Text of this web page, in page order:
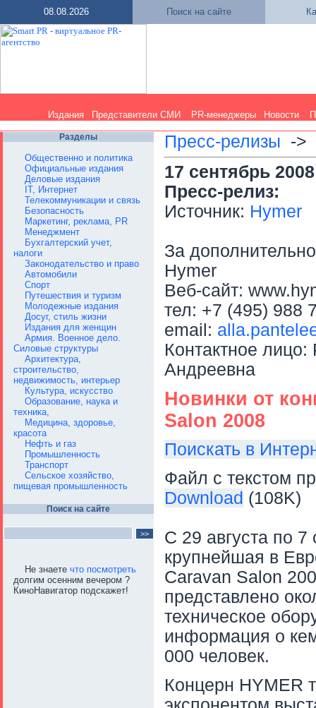
08.08.2026 Поиск на сайте
Издания Представители СМИ PR-менеджеры Новости
Разделы
Общественно и политика
Официальные издания
Деловые издания
IT, Интернет
Телекоммуникации и связь
Безопасность
Маркетинг, реклама, PR
Менеджмент
Бухгалтерский учет,
налоги
Законодательство и право
Автомобили
Спорт
Путешествия и туризм
Молодежные издания
Досуг, стиль жизни
Издания для женщин
Армия. Военное дело.
Силовые структуры
Архитектура,
строительство,
недвижимость, интерьер
Культура, искусство
Образование, наука и
техника,
Медицина, здоровье,
красота
Нефть и газ
Промышленность
Транспорт
Сельское хозяйство,
пищевая промышленность
Поиск на сайте
Не знаете что посмотреть
долгим осенним вечером ?
КиноНавигатор подскажет!
Пресс-релизы ->
17 сентябрь
Пресс-релиз:
Источник: Hymer
За
Hymer
Веб-сайт:
тел: +7 (495) 988
email:
Контактное
Андреевна
Новинки от
Salon 2008
Поискать в
Файл с текстом
Download (108K)
С 29 августа по
крупнейшая в
Caravan Salon
представлено
техническое
информация о
000 человек.
Концерн HYMER